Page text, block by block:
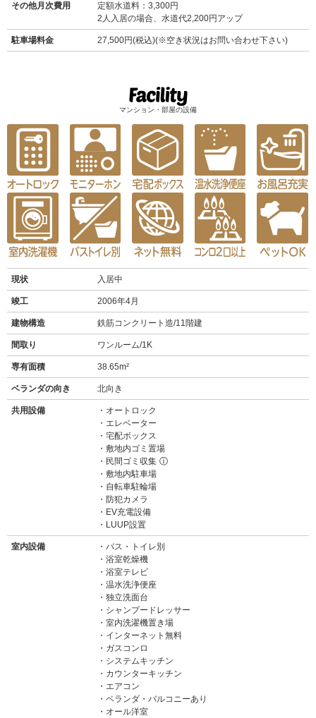
その他月次費用
定額水道料：3,300円
2人入居の場合、水道代2,200円アップ
駐車場料金 27,500円(税込)(※空き状況はお問い合わせ下さい)
マンション・部屋の設備
現状 入居中
竣工 2006年4月
建物構造 鉄筋コンクリート造/11階建
間取り ワンルーム/1K
専有面積 38.65m²
ベランダの向き 北向き
共用設備
オートロック
エレベーター
宅配ボックス
敷地内ゴミ置場
民間ゴミ収集 ⓘ
敷地内駐車場
自転車駐輪場
防犯カメラ
EV充電設備
LUUP設置
室内設備
バス・トイレ別
浴室乾燥機
浴室テレビ
温水洗浄便座
独立洗面台
シャンプードレッサー
室内洗濯機置き場
インターネット無料
ガスコンロ
システムキッチン
カウンターキッチン
エアコン
ベランダ・バルコニーあり
オール洋室